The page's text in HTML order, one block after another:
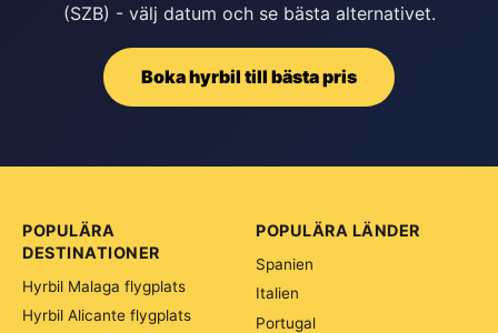
(SZB) - välj datum och se bästa alternativet.
Boka hyrbil till bästa pris
POPULÄRA
DESTINATIONER
Hyrbil Malaga flygplats
Hyrbil Alicante flygplats
POPULÄRA LÄNDER
Spanien
Italien
Portugal